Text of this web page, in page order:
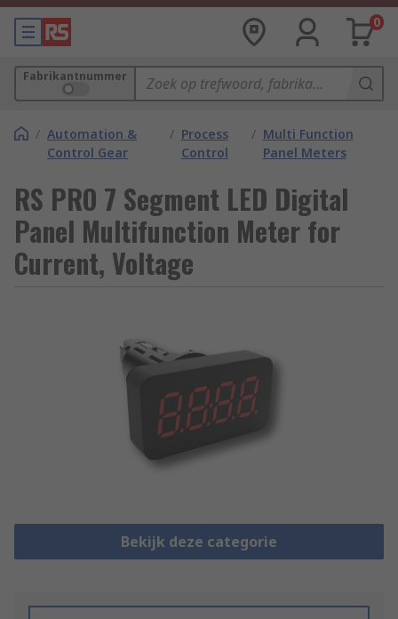
0
Fabrikantnummer
/ Automation &
Control Gear
/ Process
Control
/ Multi Function
Panel Meters
RS PRO 7 Segment LED Digital
Panel Multifunction Meter for
Current, Voltage
Bekijk deze categorie